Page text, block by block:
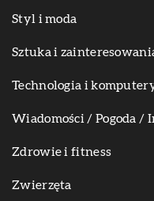
Styl i moda
Sztuka i
Technologia i
Wiadomości / Pogoda /
Zdrowie i fitness
Zwierzęta